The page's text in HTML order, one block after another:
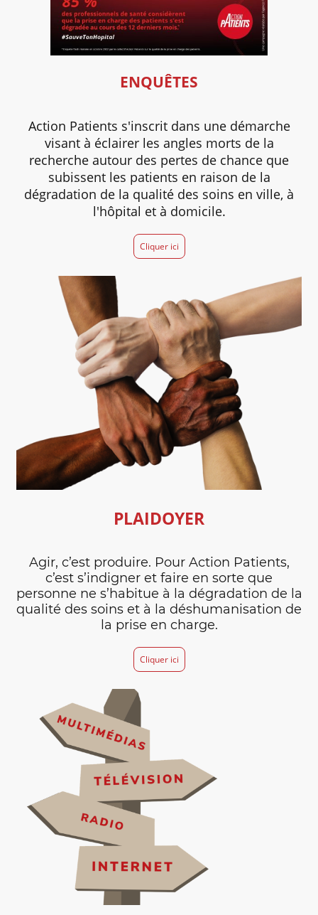
ENQUÊTES
Action Patients s'inscrit dans une démarche
visant à éclairer les angles morts de la
recherche autour des pertes de chance que
subissent les patients en raison de la
dégradation de la qualité des soins en ville, à
l'hôpital et à domicile.
Cliquer ici
PLAIDOYER
Agir, c’est produire. Pour Action Patients,
c’est s’indigner et faire en sorte que
personne ne s’habitue à la dégradation de la
qualité des soins et à la déshumanisation de
la prise en charge.
Cliquer ici